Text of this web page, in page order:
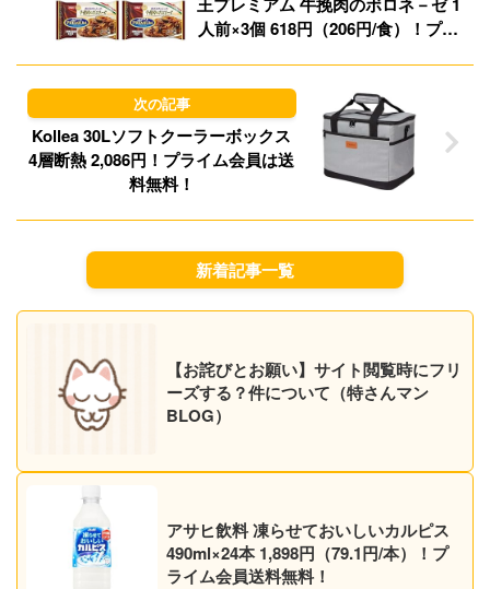
人前×3個 618円（206円/食）！プラ
Kollea 30Lソフトクーラーボックス
4層断熱 2,086円！プライム会員は送
料無料！
新着記事一覧
【お詫びとお願い】サイト閲覧時にフリ
ーズする？件について（特さんマン
BLOG）
アサヒ飲料 凍らせておいしいカルピス
490ml×24本 1,898円（79.1円/本）！プ
ライム会員送料無料！